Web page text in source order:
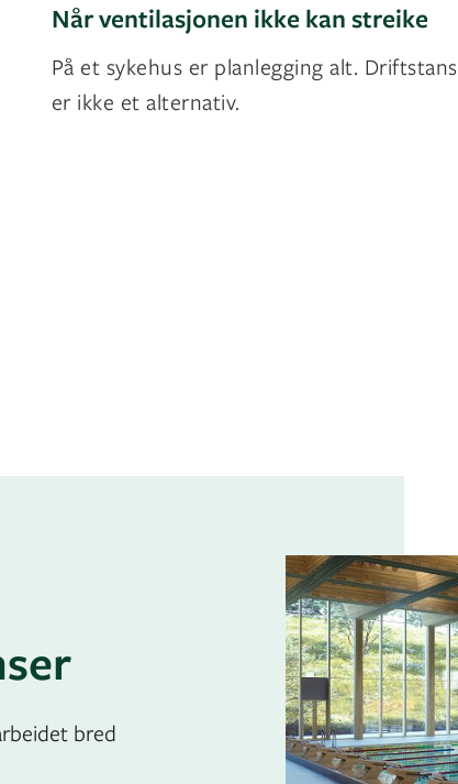
Når ventilasjonen ikke kan streike
På et sykehus er planlegging alt. Driftstans
er ikke et alternativ.
bred